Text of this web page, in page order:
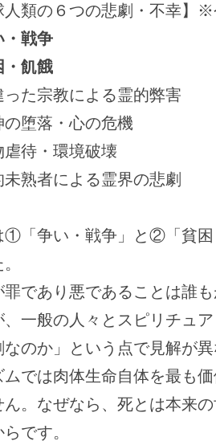
人類の６つの悲劇・不幸
戦争
飢餓
た宗教による霊的弊害
堕落・心の危機
待・環境破壊
熟者による霊界の悲劇
①「争い・戦争」と②「貧困
罪であり悪であることは誰
、一般の人々とスピリチュ
なのか」という点で見解が
ムでは肉体生命自体を最も
ん。なぜなら、死とは本来
です。